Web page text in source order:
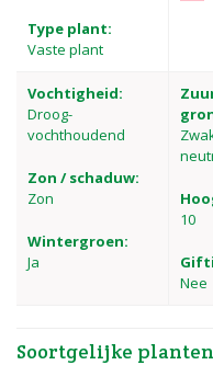
Type plant:
Vaste plant
Vochtigheid:
Droog-
vochthoudend
Zon / schaduw:
Zon
Wintergroen:
Ja
10
Nee
Soortgelijke planten